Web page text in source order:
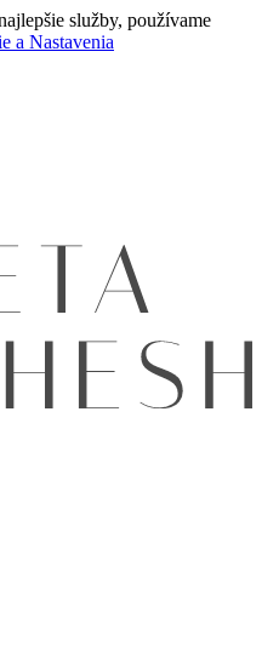
služby, používame
a Nastavenia